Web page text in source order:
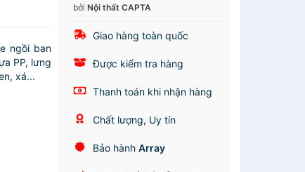
ngồi ban
PP, lưng
xá...
bởiNội thất CAPTA
Giao hàng toàn quốc
Được kiểm tra hàng
Thanh toán khi nhận hàng
Chất lượng, Uy tín
Bảo hànhArray